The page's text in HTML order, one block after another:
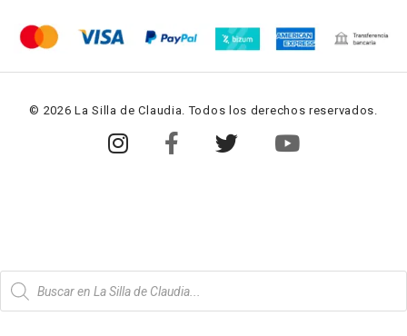
© 2026 La Silla de Claudia. Todos los derechos reservados.